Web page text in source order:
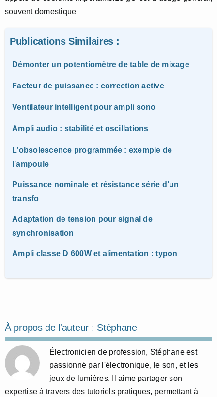
souvent domestique.
Publications Similaires :
Démonter un potentiomètre de table de mixage
Facteur de puissance : correction active
Ventilateur intelligent pour ampli sono
Ampli audio : stabilité et oscillations
L’obsolescence programmée : exemple de
l’ampoule
Puissance nominale et résistance série d’un
transfo
Adaptation de tension pour signal de
synchronisation
Ampli classe D 600W et alimentation : typon
À propos de l'auteur : Stéphane
Électronicien de profession, Stéphane est
passionné par l'électronique, le son, et les
jeux de lumières. Il aime partager son
expertise à travers des tutoriels pratiques, permettant à